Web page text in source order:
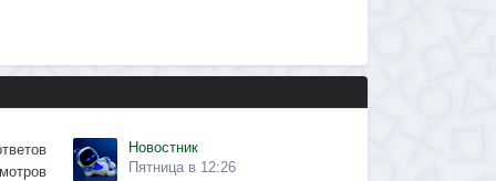
Новостник
Пятница в 12:26